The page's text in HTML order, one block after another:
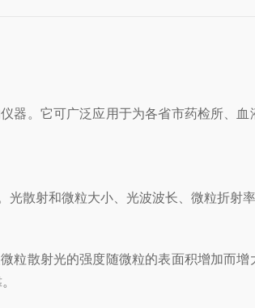
。它可广泛应用于为各省市药检所、
射和微粒大小、光波波长、微粒折射率
散射光的强度随微粒的表面积增加而